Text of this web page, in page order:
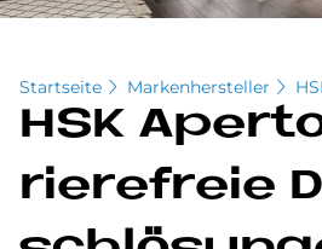
Startseite Markenhersteller
HSK
rie­re­freie